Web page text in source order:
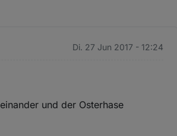
Di. 27 Jun 2017 - 12:24
und der Osterhase